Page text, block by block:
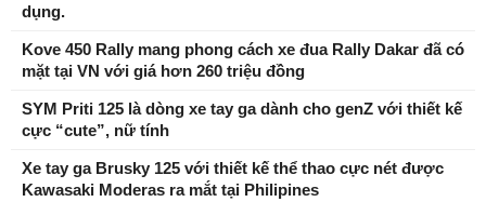
dụng.
Kove 450 Rally mang phong cách xe đua Rally Dakar đã có
mặt tại VN với giá hơn 260 triệu đồng
SYM Priti 125 là dòng xe tay ga dành cho genZ với thiết kế
cực “cute”, nữ tính
Xe tay ga Brusky 125 với thiết kế thể thao cực nét được
Kawasaki Moderas ra mắt tại Philipines